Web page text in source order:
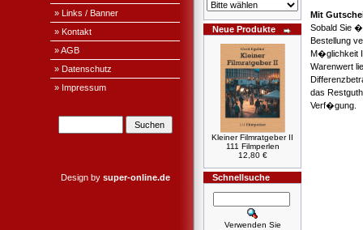
» Links / Banner
» Kontakt
» AGB
» Datenschutz
» Impressum
Design by super-online.de
Neue Produkte
Kleiner Filmratgeber II
111 Filmperlen
12,80 €
Schnellsuche
Verwenden Sie
Mit
Sobald Sie
Bestellung
M�glichkeit
Warenwert
das
Verf�gung.